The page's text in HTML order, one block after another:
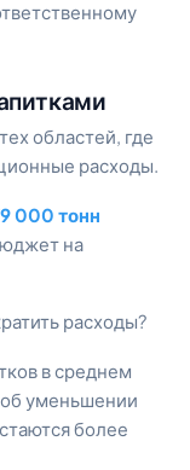
областей, где
расходы.
000 тонн
на
расходы?
в среднем
уменьшении
более